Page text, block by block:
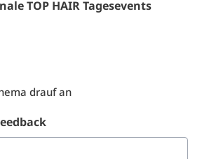
TOP HAIR Tagesevents
drauf an